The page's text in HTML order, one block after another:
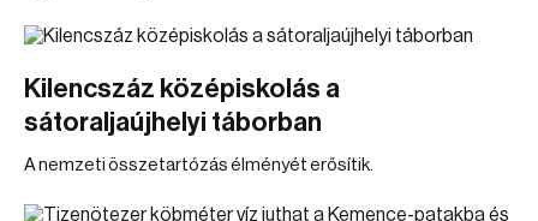
Kilencszáz középiskolás a
sátoraljaújhelyi táborban
A nemzeti összetartózás élményét erősítik.